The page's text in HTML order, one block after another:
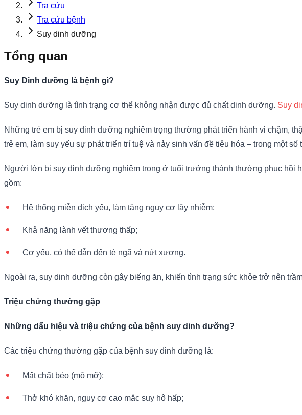
Tra cứu
Tra cứu bệnh
Suy dinh dưỡng
Tổng quan
Suy Dinh dưỡng là bệnh gì?
Suy dinh dưỡng là tình trạng cơ thể không nhận được đủ chất dinh dưỡng. Suy
Những trẻ em bị suy dinh dưỡng nghiêm trọng thường phát triển hành vi chậm,
trẻ em, làm suy yếu sự phát triển trí tuệ và nảy sinh vấn đề tiêu hóa – trong một
Người lớn bị suy dinh dưỡng nghiêm trọng ở tuổi trưởng thành thường phục hồi
gồm:
Hệ thống miễn dịch yếu, làm tăng nguy cơ lây nhiễm;
Khả năng lành vết thương thấp;
Cơ yếu, có thể dẫn đến té ngã và nứt xương.
Ngoài ra, suy dinh dưỡng còn gây biếng ăn, khiến tình trạng sức khỏe trở nên
Triệu chứng thường gặp
Những dấu hiệu và triệu chứng của bệnh suy dinh dưỡng?
Các triệu chứng thường gặp của bệnh suy dinh dưỡng là:
Mất chất béo (mô mỡ);
Thở khó khăn, nguy cơ cao mắc suy hô hấp;